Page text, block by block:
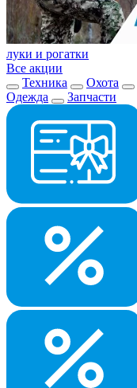
луки и рогатки
Все акции
Техника
Охота
Одежда
Запчасти